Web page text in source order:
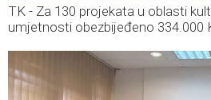
TK - Za 130 projekata u oblasti
umjetnosti obezbijeđeno 334.000